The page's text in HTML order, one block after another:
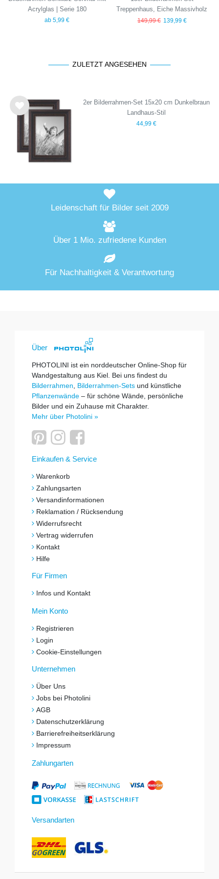
Acrylglas | Serie 180
ab 5,99 €
Treppenhaus, Eiche Massivholz
(EU)
149,99 € 139,99 €
ZULETZT ANGESEHEN
Wu
nsc
hlist
2er Bilderrahmen-Set 15x20 cm Dunkelbraun
Landhaus-Stil
44,99 €
Leidenschaft für Bilder seit 2009
Über 1 Mio. zufriedene Kunden
Für Nachhaltigkeit & Verantwortung
Über
PHOTOLINI ist ein norddeutscher Online-Shop für
Wandgestaltung aus Kiel. Bei uns findest du
Bilderrahmen, Bilderrahmen-Sets und künstliche
Pflanzenwände – für schöne Wände, persönliche
Bilder und ein Zuhause mit Charakter.
Mehr über Photolini »
Einkaufen & Service
Warenkorb
Zahlungsarten
Versandinformationen
Reklamation / Rücksendung
Widerrufsrecht
Vertrag widerrufen
Kontakt
Hilfe
Für Firmen
Infos und Kontakt
Mein Konto
Registrieren
Login
Cookie-Einstellungen
Unternehmen
Über Uns
Jobs bei Photolini
AGB
Datenschutzerklärung
Barrierefreiheitserklärung
Impressum
Zahlungarten
Versandarten